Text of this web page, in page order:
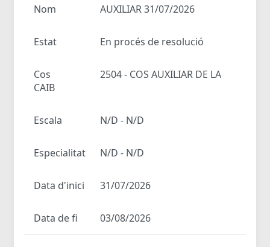
Nom AUXILIAR 31/07/2026
Estat En procés de resolució
Cos
2504 - COS AUXILIAR DE LA
CAIB
Escala N/D - N/D
Especialitat N/D - N/D
Data d'inici 31/07/2026
Data de fi 03/08/2026